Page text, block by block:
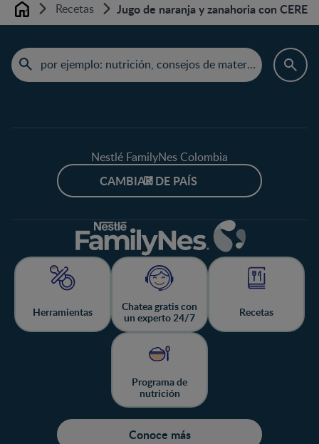
Home Recetas Jugo de naranja y zanahoria con
Nestlé FamilyNes Colombia
CAMBIAR DE PAÍS
Herramientas
Chatea gratis con
un experto 24/7
Recetas
Programa de
nutrición
Conoce más